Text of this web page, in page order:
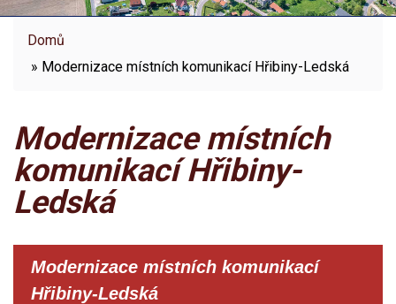
Domů
» Modernizace místních komunikací Hřibiny-Ledská
Modernizace místních
komunikací Hřibiny-
Ledská
Modernizace místních komunikací
Hřibiny-Ledská